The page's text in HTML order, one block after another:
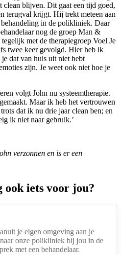
clean blijven. Dit gaat een tijd goed,
terugval krijgt. Hij trekt meteen aan
in de polikliniek. Daar
nog de groep Man &
met de therapiegroep Voel Je
twee keer gevolgd. Hier heb ik
dat van huis uit niet hebt
zijn. Je weet ook niet hoe je
volgt John nu systeemtherapie.
Maar ik heb het vertrouwen
dat ik nu drie jaar clean ben; en
ik niet naar gebruik.’
verzonnen en is er een
ook iets voor jou?
je eigen omgeving aan je
onze polikliniek bij jou in de
met een behandelaar.